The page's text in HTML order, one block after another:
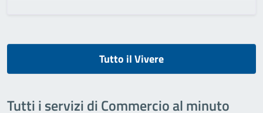
Tutto il Vivere
Tutti i servizi di Commercio al minuto